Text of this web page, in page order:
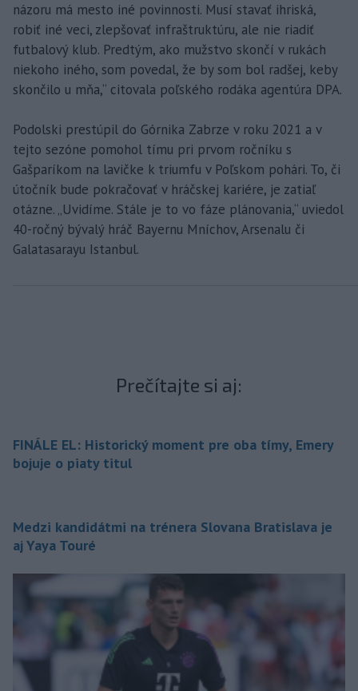
názoru má mesto iné povinnosti. Musí stavať ihriská,
robiť iné veci, zlepšovať infraštruktúru, ale nie riadiť
futbalový klub. Predtým, ako mužstvo skončí v rukách
niekoho iného, som povedal, že by som bol radšej, keby
skončilo u mňa,“ citovala poľského rodáka agentúra DPA.
Podolski prestúpil do Górnika Zabrze v roku 2021 a v
tejto sezóne pomohol tímu pri prvom ročníku s
Gašparíkom na lavičke k triumfu v Poľskom pohári. To, či
útočník bude pokračovať v hráčskej kariére, je zatiaľ
otázne. „Uvidíme. Stále je to vo fáze plánovania,“ uviedol
40-ročný bývalý hráč Bayernu Mníchov, Arsenalu či
Galatasarayu Istanbul.
Prečítajte si aj:
FINÁLE EL: Historický moment pre oba tímy, Emery
bojuje o piaty titul
Medzi kandidátmi na trénera Slovana Bratislava je
aj Yaya Touré